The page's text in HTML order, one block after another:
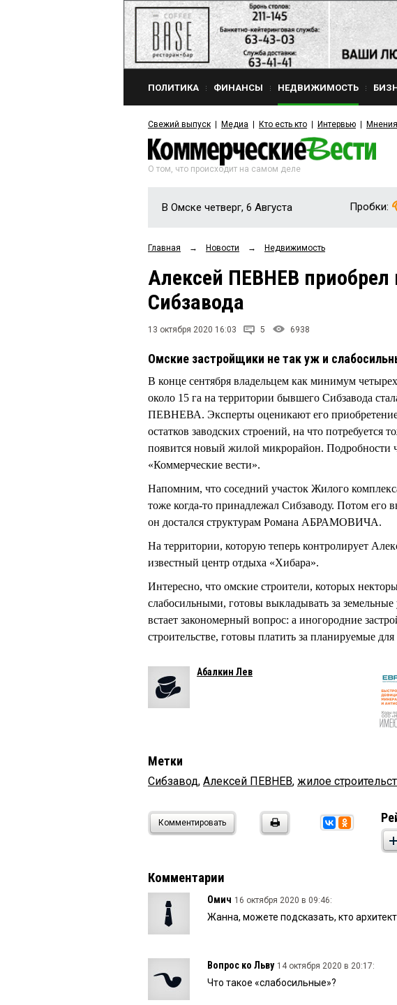
ПОЛИТИКА ФИНАНСЫ НЕДВИЖИМОСТЬ
Свежий выпуск Медиа Кто есть кто Интервью Мнения
О том, что происходит на самом деле
В Омске четверг, 6 Августа Пробки:
Главная → Новости → Недвижимость
Алексей ПЕВНЕВ
Сибзавода
13 октября 2020 16:03 5 6938
Омские застройщики не так уж и
В конце сентября владельцем как минимум
около 15 га на территории бывшего Сибзавода
ПЕВНЕВА. Эксперты оценикают его
остатков заводских строений, на что потребуется
появится новый жилой микрорайон. Подробности
«Коммерческие вести».
Напомним, что соседний участок Жилого
тоже когда-то принадлежал Сибзаводу. Потом
он достался структурам Романа АБРАМОВИЧА.
На территории, которую теперь контролирует
известный центр отдыха «Хибара».
Интересно, что омские строители, которых
слабосильными, готовы выкладывать за
встает закономерный вопрос: а иногородние
строительстве, готовы платить за планируемые
Абалкин Лев
Метки
Сибзавод, Алексей ПЕВНЕВ, жилое
Комментировать
Комментарии
Омич 16 октября 2020 в 09:46:
Жанна, можете подсказать, кто
Вопрос ко Льву 14 октября 2020 в 20:17:
Что такое «слабосильные»?